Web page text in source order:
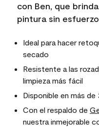
con Ben, que
pintura sin
Ideal para hacer
secado
Resistente a las
limpieza más fácil
Disponible en más
Con el respaldo de
nuestra inmejorable